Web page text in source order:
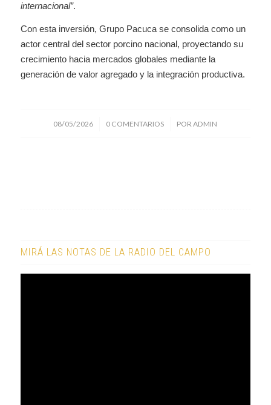
internacional”.
Con esta inversión, Grupo Pacuca se consolida como un
actor central del sector porcino nacional, proyectando su
crecimiento hacia mercados globales mediante la
generación de valor agregado y la integración productiva.
08/05/2026
/ 0 COMENTARIOS
/ PORADMIN
MIRÁ LAS NOTAS DE LA RADIO DEL CAMPO